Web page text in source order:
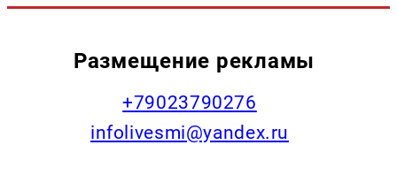
Размещение рекламы
+79023790276
infolivesmi@yandex.ru